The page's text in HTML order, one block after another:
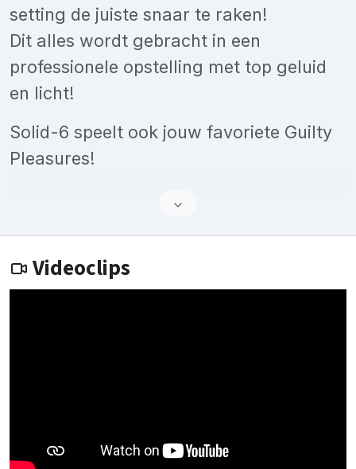
setting de juiste snaar te raken!
Dit alles wordt gebracht in een
professionele opstelling met top geluid
en licht!
Solid-6 speelt ook jouw favoriete Guilty
Pleasures!
Videoclips